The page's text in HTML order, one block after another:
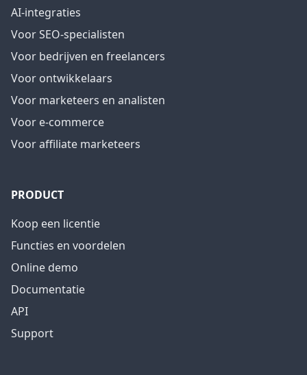
AI-integraties
Voor SEO-specialisten
Voor bedrijven en freelancers
Voor ontwikkelaars
Voor marketeers en analisten
Voor e-commerce
Voor affiliate marketeers
PRODUCT
Koop een licentie
Functies en voordelen
Online demo
Documentatie
API
Support